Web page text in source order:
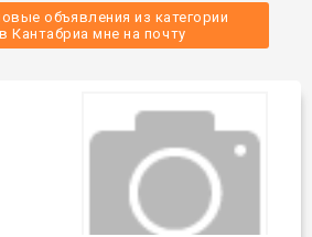
объявления из категории
Кантабриа мне на почту